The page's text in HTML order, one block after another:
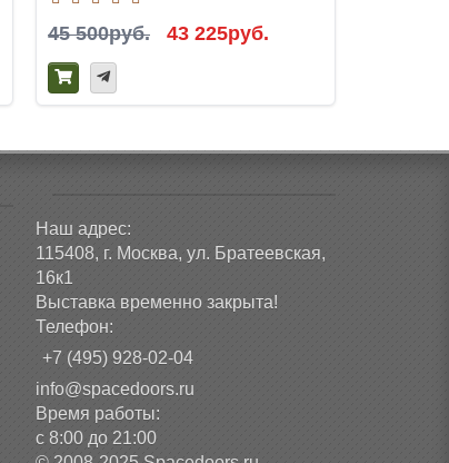
45 500руб. 43 225руб.
Наш адрес:
115408, г. Москва, ул. Братеевская,
16к1
Выставка временно закрыта!
Телефон:
+7 (495) 928-02-04
info@spacedoors.ru
Время работы:
с 8:00 до 21:00